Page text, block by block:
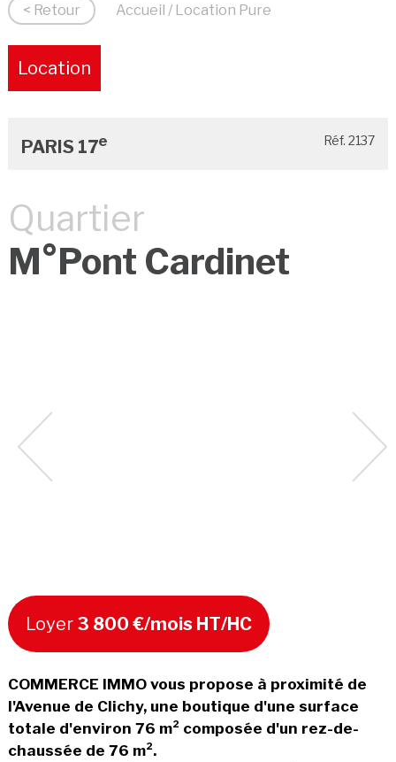
< Retour Accueil / Location Pure
Location
PARIS 17e Réf. 2137
Quartier
M°Pont Cardinet
Loyer 3 800 €/mois HT/HC
COMMERCE IMMO vous propose à proximité de
l'Avenue de Clichy, une boutique d'une surface
totale d'environ 76 m² composée d'un rez-de-
chaussée de 76 m².